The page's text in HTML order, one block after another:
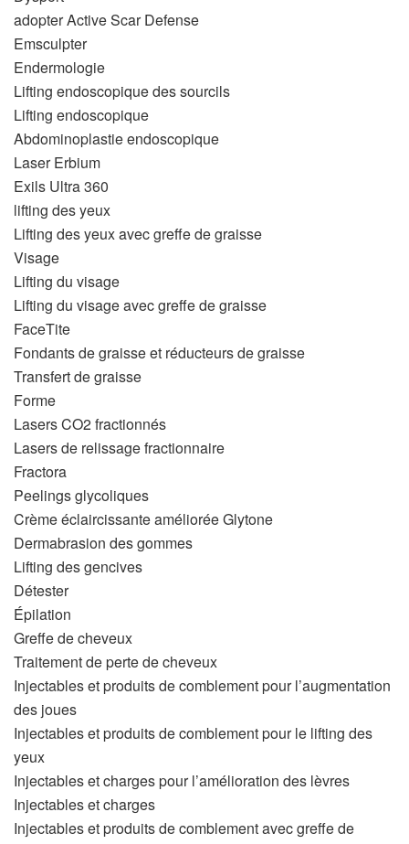
adopter Active Scar Defense
Emsculpter
Endermologie
Lifting endoscopique des sourcils
Lifting endoscopique
Abdominoplastie endoscopique
Laser Erbium
Exils Ultra 360
lifting des yeux
Lifting des yeux avec greffe de graisse
Visage
Lifting du visage
Lifting du visage avec greffe de graisse
FaceTite
Fondants de graisse et réducteurs de graisse
Transfert de graisse
Forme
Lasers CO2 fractionnés
Lasers de relissage fractionnaire
Fractora
Peelings glycoliques
Crème éclaircissante améliorée Glytone
Dermabrasion des gommes
Lifting des gencives
Détester
Épilation
Greffe de cheveux
Traitement de perte de cheveux
Injectables et produits de comblement pour l’augmentation
des joues
Injectables et produits de comblement pour le lifting des
yeux
Injectables et charges pour l’amélioration des lèvres
Injectables et charges
Injectables et produits de comblement avec greffe de